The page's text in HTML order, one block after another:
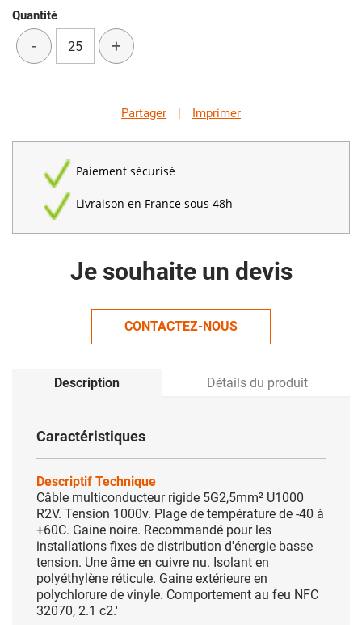
Quantité
- +
Partager | Imprimer
Paiement sécurisé
Livraison en France sous 48h
Je souhaite un devis
CONTACTEZ-NOUS
Description Détails du produit
Caractéristiques
Descriptif Technique
Câble multiconducteur rigide 5G2,5mm² U1000
R2V. Tension 1000v. Plage de température de -40 à
+60C. Gaine noire. Recommandé pour les
installations fixes de distribution d'énergie basse
tension. Une âme en cuivre nu. Isolant en
polyéthylène réticule. Gaine extérieure en
polychlorure de vinyle. Comportement au feu NFC
32070, 2.1 c2.'